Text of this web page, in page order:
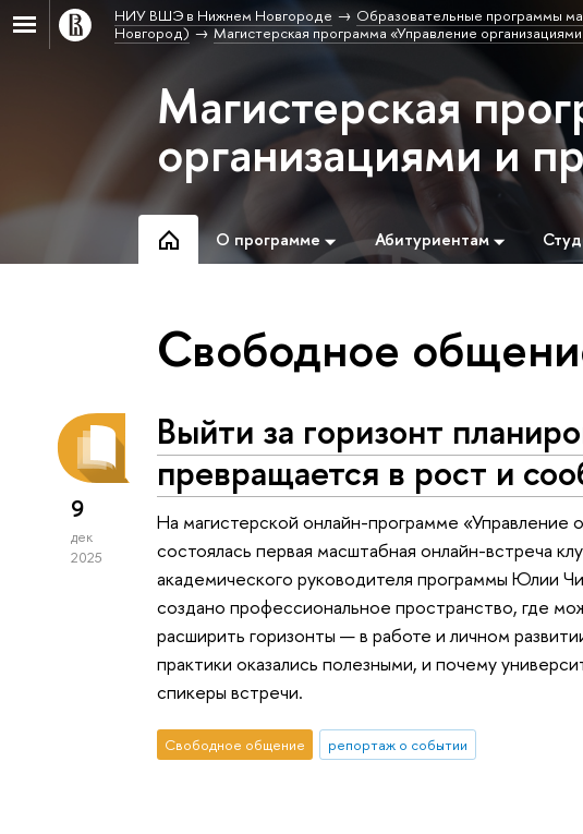
НИУ ВШЭ в Нижнем Новгороде Образовательные программы
Новгород)
Магистерская программа «Управление
Магистерская
организациями и
О программе Абитуриентам
Свободное
9
дек
2025
Выйти за горизонт
превращается в рост и
На магистерской онлайн-программе «Управление
состоялась первая масштабная онлайн-встреча
академического руководителя программы Юлии
создано профессиональное пространство, где
расширить горизонты — в работе и личном
практики оказались полезными, и почему
спикеры встречи.
Свободное общение репортаж о событии